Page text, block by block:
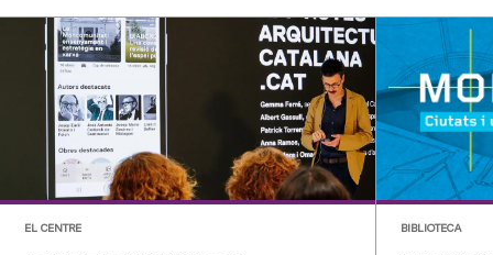
EL CENTRE BIBLIOTECA